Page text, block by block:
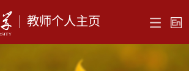
教师个人主页